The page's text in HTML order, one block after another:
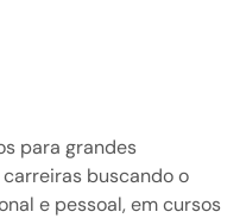
para grandes
buscando o
e pessoal, em cursos